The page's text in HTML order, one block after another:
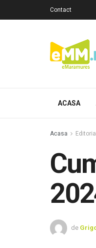
Contact
ACASA
Acasa Editorial
de